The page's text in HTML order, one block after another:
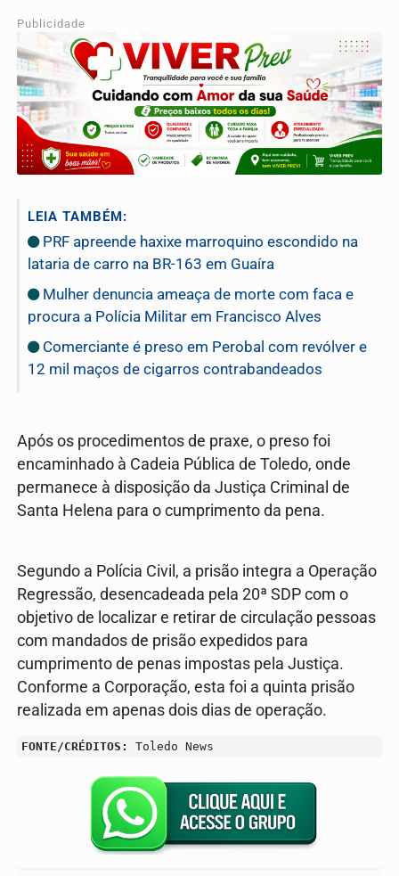
Publicidade
LEIA TAMBÉM:
PRF apreende haxixe marroquino escondido na
lataria de carro na BR-163 em Guaíra
Mulher denuncia ameaça de morte com faca e
procura a Polícia Militar em Francisco Alves
Comerciante é preso em Perobal com revólver e
12 mil maços de cigarros contrabandeados
Após os procedimentos de praxe, o preso foi
encaminhado à Cadeia Pública de Toledo, onde
permanece à disposição da Justiça Criminal de
Santa Helena para o cumprimento da pena.
Segundo a Polícia Civil, a prisão integra a Operação
Regressão, desencadeada pela 20ª SDP com o
objetivo de localizar e retirar de circulação pessoas
com mandados de prisão expedidos para
cumprimento de penas impostas pela Justiça.
Conforme a Corporação, esta foi a quinta prisão
realizada em apenas dois dias de operação.
FONTE/CRÉDITOS: Toledo News